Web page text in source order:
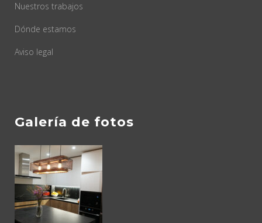
Nuestros trabajos
Dónde estamos
Aviso legal
Galería de fotos